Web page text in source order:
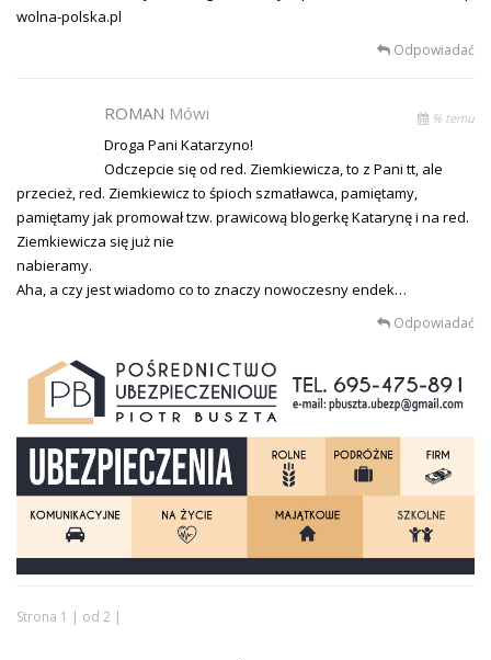
wolna-polska.pl
Odpowiadać
ROMAN Mówi % temu
Droga Pani Katarzyno!
Odczepcie się od red. Ziemkiewicza, to z Pani tt, ale
przecież, red. Ziemkiewicz to śpioch szmatławca, pamiętamy,
pamiętamy jak promował tzw. prawicową blogerkę Katarynę i na red.
Ziemkiewicza się już nie
nabieramy.
Aha, a czy jest wiadomo co to znaczy nowoczesny endek…
Odpowiadać
Strona 1 | od 2 |